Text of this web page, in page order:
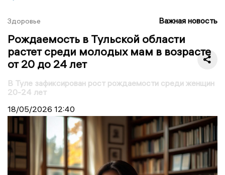
Здоровье Важная новость
Рождаемость в Тульской области
растет среди молодых мам в возрасте
от 20 до 24 лет
В Туле зафиксирован рост рождаемости среди женщин
20-24 лет
18/05/2026 12:40